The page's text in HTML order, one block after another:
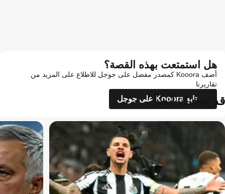
هل استمتعت بهذه القصة؟
أضف Kooora كمصدر مفضل على جوجل للاطلاع على المزيد من
تقاريرنا
تابع Kooora على جوجل
قد يعجبك أيضاً